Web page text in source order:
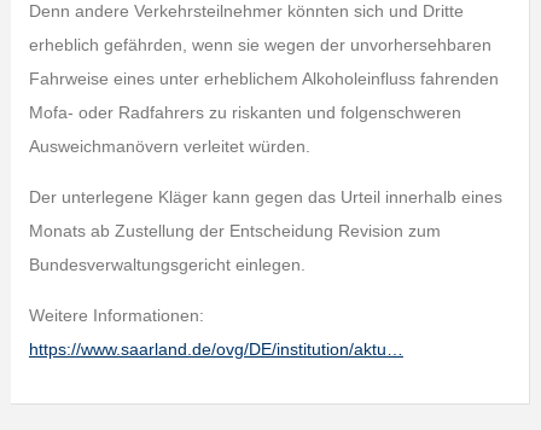
Denn andere Verkehrsteilnehmer könnten sich und Dritte
erheblich gefährden, wenn sie wegen der unvorhersehbaren
Fahrweise eines unter erheblichem Alkoholeinfluss fahrenden
Mofa- oder Radfahrers zu riskanten und folgenschweren
Ausweichmanövern verleitet würden.
Der unterlegene Kläger kann gegen das Urteil innerhalb eines
Monats ab Zustellung der Entscheidung Revision zum
Bundesverwaltungsgericht einlegen.
Weitere Informationen:
https://www.saarland.de/ovg/DE/institution/aktu…